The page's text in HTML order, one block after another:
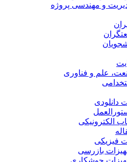
و مهندسی پروژه
علم و فناوری
دانلودی
الکترونیکی
فیزیکی
بازرسی
جوشکاری